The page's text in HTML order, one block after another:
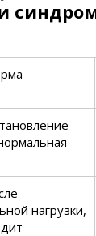
нагрузки,